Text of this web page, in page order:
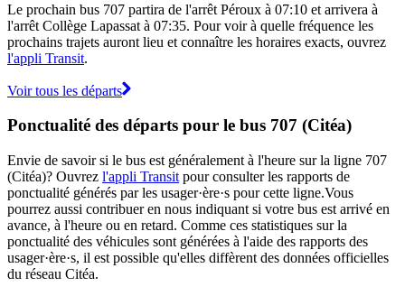
Le prochain bus 707 partira de l'arrêt Péroux à 07:10 et arrivera à
l'arrêt Collège Lapassat à 07:35. Pour voir à quelle fréquence les
prochains trajets auront lieu et connaître les horaires exacts, ouvrez
l'appli Transit.
Voir tous les départs
Ponctualité des départs pour le bus 707 (Citéa)
Envie de savoir si le bus est généralement à l'heure sur la ligne 707
(Citéa)? Ouvrez l'appli Transit pour consulter les rapports de
ponctualité générés par les usager·ère·s pour cette ligne.Vous
pourrez aussi contribuer en nous indiquant si votre bus est arrivé en
avance, à l'heure ou en retard. Comme ces statistiques sur la
ponctualité des véhicules sont générées à l'aide des rapports des
usager·ère·s, il est possible qu'elles diffèrent des données officielles
du réseau Citéa.